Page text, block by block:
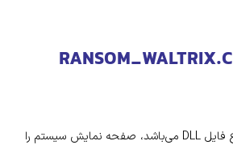
۳- باج افزار (RANSOM_WALTRIX.C
که یک نوع فایل DLL می‌باشد، صفحه نمایش سیستم را